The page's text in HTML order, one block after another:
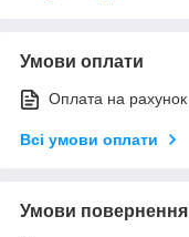
Умови оплати
Оплата на рахунок
Всі умови оплати
Умови повернення